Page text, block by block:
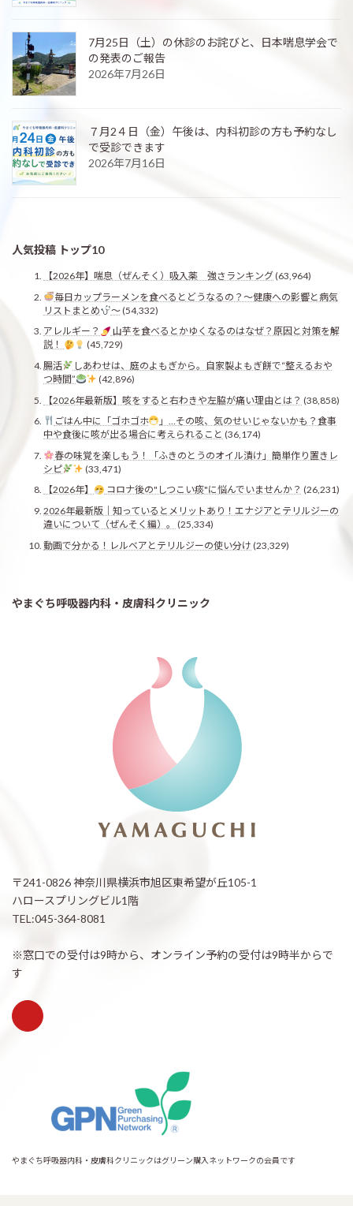
7月25日（土）の休診のお詫びと、日本喘息学会で
の発表のご報告
2026年7月26日
７月2４日（金）午後は、内科初診の方も予約なし
で受診できます
2026年7月16日
人気投稿 トップ10
【2026年】喘息（ぜんそく）吸入薬 強さランキング(63,964)
毎日カップラーメンを食べるとどうなるの？〜健康への影響と病気
リストまとめ
〜(54,332)
アレルギー？
山芋を食べるとかゆくなるのはなぜ？原因と対策を解
説！
(45,729)
腸活
しあわせは、庭のよもぎから。自家製よもぎ餅で“整えるおや
つ時間”
(42,896)
【2026年最新版】咳をすると右わきや左脇が痛い理由とは？ (38,858)
ごはん中に「ゴホゴホ
」…その咳、気のせいじゃないかも？食事
中や食後に咳が出る場合に考えられること (36,174)
春の味覚を楽しもう！「ふきのとうのオイル漬け」簡単作り置きレ
シピ
(33,471)
【2026年】
コロナ後の"しつこい痰"に悩んでいませんか？ (26,231)
2026年最新版｜知っているとメリットあり！エナジアとテリルジーの
違いについて（ぜんそく編）。
(25,334)
動画で分かる！レルベアとテリルジーの使い分け (23,329)
やまぐち呼吸器内科・皮膚科クリニック
〒241-0826 神奈川県横浜市旭区東希望が丘105-1
ハロースプリングビル1階
TEL:045-364-8081
※窓口での受付は9時から、オンライン予約の受付は9時半からで
す
やまぐち呼吸器内科・皮膚科クリニックはグリーン購入ネットワークの会員です